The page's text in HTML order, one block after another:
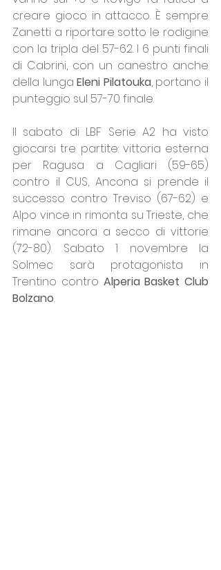
creare gioco in attacco. È sempre
Zanetti a riportare sotto le rodigine
con la tripla del 57-62. I 6 punti finali
di Cabrini, con un canestro anche
della lunga Eleni Pilatouka, portano il
punteggio sul 57-70 finale.
Il sabato di LBF Serie A2 ha visto
giocarsi tre partite: vittoria esterna
per Ragusa a Cagliari (59-65)
contro il CUS, Ancona si prende il
successo contro Treviso (67-62) e
Alpo vince in rimonta su Trieste, che
rimane ancora a secco di vittorie
(72-80). Sabato 1 novembre la
Solmec sarà protagonista in
Trentino contro Alperia Basket Club
Bolzano.